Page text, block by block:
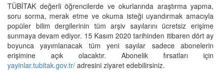
TÜBİTAK değerli öğrencilerde ve okurlarında araştırma yapma,
soru sorma, merak etme ve okuma isteği uyandırmak amacıyla
popüler bilim dergilerinin tüm arşiv sayılarını ücretsiz erişime
sunmaya devam ediyor. 15 Kasım 2020 tarihinden itibaren dört ay
boyunca yayımlanacak tüm yeni sayılar sadece abonelerin
erişimine açık olacaktır. Abonelik fırsatları için
yayinlar.tubitak.gov.tr/ adresini ziyaret edebilirsiniz.